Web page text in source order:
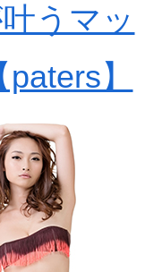
うマッ
】